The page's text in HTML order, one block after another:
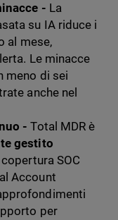
- La
su IA riduce i
al mese,
Le minacce
meno di sei
anche nel
-Total MDR è
gestito
SOC
Account
per